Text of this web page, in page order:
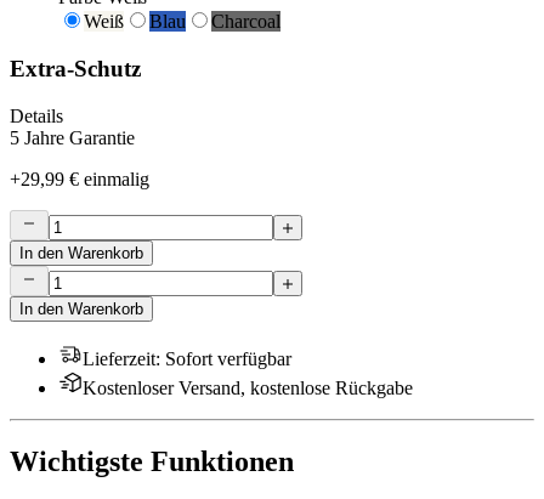
Weiß
Blau Charcoal
Extra-Schutz
Details
5 Jahre Garantie
+29,99 € einmalig
In den Warenkorb
In den Warenkorb
Lieferzeit: Sofort verfügbar
Kostenloser Versand, kostenlose Rückgabe
Wichtigste Funktionen